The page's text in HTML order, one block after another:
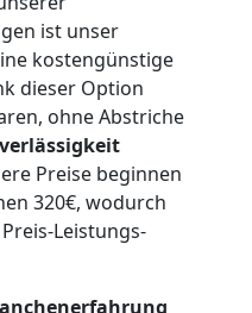
ist unser
kostengünstige
dieser Option
ohne Abstriche
Preise beginnen
320€, wodurch
Leistungs-